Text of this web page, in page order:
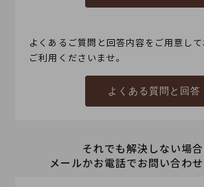
よくあるご質問と回答内容をご用意し
ご利用くださいませ。
よくある質問と回答
それでも解決しない場合
メールかお電話でお問い合わせ